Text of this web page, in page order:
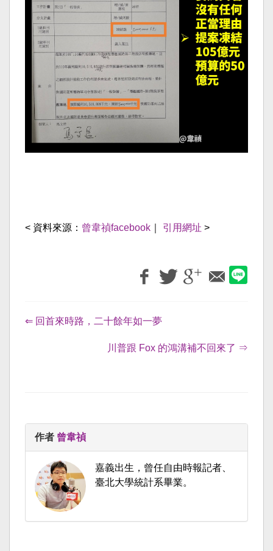
< 資料來源： 曾韋禎facebook 引用網址 >
⇐ 回首來時路，二十餘年如一夢
川普跟 Fox 的鴻溝補不回來了 ⇒
作者 曾韋禎
嘉義出生，曾任自由時報記者、
臺北大學統計系畢業。